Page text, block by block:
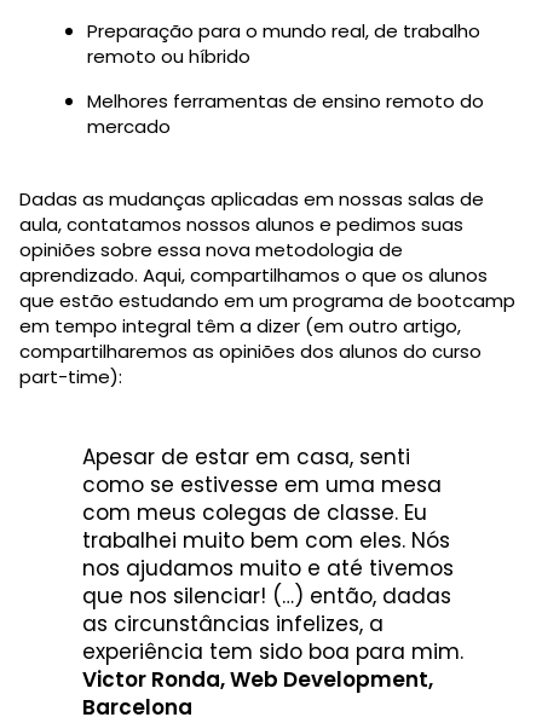
Preparação para o mundo real, de trabalho
remoto ou híbrido
Melhores ferramentas de ensino remoto do
mercado
Dadas as mudanças aplicadas em nossas salas de
aula, contatamos nossos alunos e pedimos suas
opiniões sobre essa nova metodologia de
aprendizado. Aqui, compartilhamos o que os alunos
que estão estudando em um programa de bootcamp
em tempo integral têm a dizer (em outro artigo,
compartilharemos as opiniões dos alunos do curso
part-time):
Apesar de estar em casa, senti
como se estivesse em uma mesa
com meus colegas de classe. Eu
trabalhei muito bem com eles. Nós
nos ajudamos muito e até tivemos
que nos silenciar! (…) então, dadas
as circunstâncias infelizes, a
experiência tem sido boa para mim.
Victor Ronda, Web Development,
Barcelona